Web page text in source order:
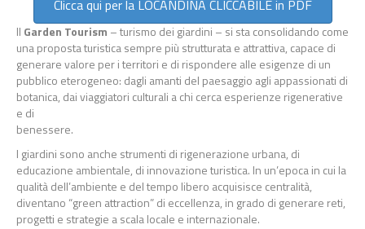
Clicca qui per la LOCANDINA CLICCABILE in PDF
Il Garden Tourism – turismo dei giardini – si sta consolidando come
una proposta turistica sempre più strutturata e attrattiva, capace di
generare valore per i territori e di rispondere alle esigenze di un
pubblico eterogeneo: dagli amanti del paesaggio agli appassionati di
botanica, dai viaggiatori culturali a chi cerca esperienze rigenerative
e di
benessere.
I giardini sono anche strumenti di rigenerazione urbana, di
educazione ambientale, di innovazione turistica. In un’epoca in cui la
qualità dell’ambiente e del tempo libero acquisisce centralità,
diventano “green attraction” di eccellenza, in grado di generare reti,
progetti e strategie a scala locale e internazionale.